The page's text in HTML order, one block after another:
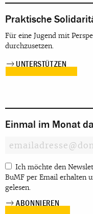
Praktische
Für eine Jugend mit
durchzusetzen.
UNTERSTÜTZEN
Einmal im Monat
Ich möchte den
BuMF per Email erhalten
gelesen.